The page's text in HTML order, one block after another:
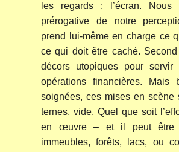
les regards : l’écran. Nous
prérogative de notre
prend lui-même en charge ce
ce qui doit être caché.
décors utopiques pour
opérations financières. Mais
soignées, ces mises en scène
ternes, vide. Quel que soit
en œuvre – et il peut être
immeubles, forêts, lacs, ou